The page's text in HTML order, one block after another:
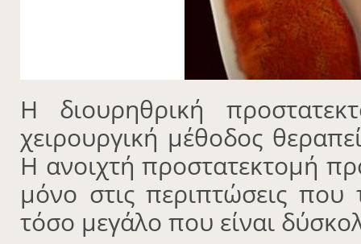
Η διουρηθρική
χειρουργική μέθοδος
Η ανοιχτή προστατεκτομή
μόνο στις περιπτώσεις που
τόσο μεγάλο που είναι